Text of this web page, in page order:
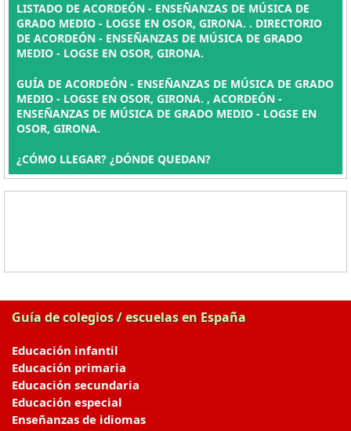
LISTADO DE ACORDEÓN - ENSEÑANZAS DE MÚSICA DE
GRADO MEDIO - LOGSE EN OSOR, GIRONA. . DIRECTORIO
DE ACORDEÓN - ENSEÑANZAS DE MÚSICA DE GRADO
MEDIO - LOGSE EN OSOR, GIRONA.
GUÍA DE ACORDEÓN - ENSEÑANZAS DE MÚSICA DE GRADO
MEDIO - LOGSE EN OSOR, GIRONA. , ACORDEÓN -
ENSEÑANZAS DE MÚSICA DE GRADO MEDIO - LOGSE EN
OSOR, GIRONA.
¿CÓMO LLEGAR? ¿DÓNDE QUEDAN?
Guía de colegios / escuelas en España
Educación infantil
Educación primaria
Educación secundaria
Educación especial
Enseñanzas de idiomas